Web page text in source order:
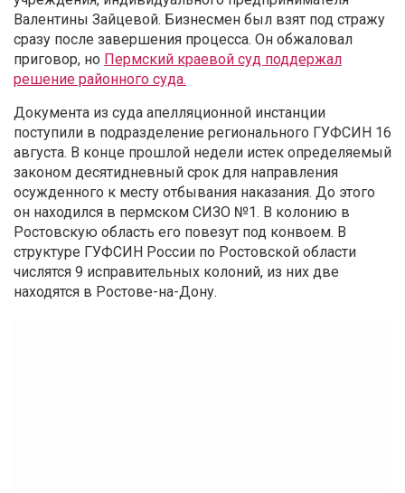
Валентины Зайцевой. Бизнесмен был взят под стражу
сразу после завершения процесса. Он обжаловал
приговор, но Пермский краевой суд поддержал
решение районного суда.
Документа из суда апелляционной инстанции
поступили в подразделение регионального ГУФСИН 16
августа. В конце прошлой недели истек определяемый
законом десятидневный срок для направления
осужденного к месту отбывания наказания. До этого
он находился в пермском СИЗО №1. В колонию в
Ростовскую область его повезут под конвоем. В
структуре ГУФСИН России по Ростовской области
числятся 9 исправительных колоний, из них две
находятся в Ростове-на-Дону.